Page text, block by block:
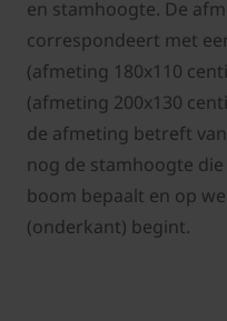
en stamhoogte. De
correspondeert met
(afmeting 180x110
(afmeting 200x130
de afmeting betreft
nog de stamhoogte
boom bepaalt en op
(onderkant) begint.